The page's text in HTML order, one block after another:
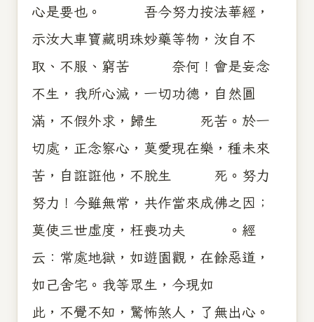
心是要也。 吾今努力按法華經，
示汝大車寶藏明珠妙藥等物，汝自不
取、不服、窮苦 奈何！會是妄念
不生，我所心滅，一切功德，自然圓
滿，不假外求，歸生 死苦。於一
切處，正念察心，莫愛現在樂，種未來
苦，自誑誑他，不脫生 死。努力
努力！今雖無常，共作當來成佛之因；
莫使三世虛度，枉喪功夫 。經
云：常處地獄，如遊園觀，在餘惡道，
如己舍宅。我等眾生，今現如
此，不覺不知，驚怖煞人，了無出心。